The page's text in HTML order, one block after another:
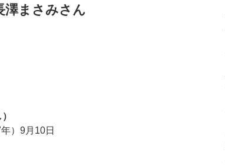
澤まさみさん
）9月10日